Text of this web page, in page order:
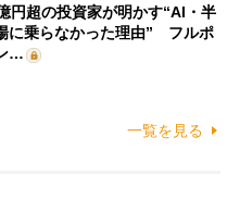
円超の投資家が明かす“AI・半
に乗らなかった理由” フルポ
…
一覧を見る